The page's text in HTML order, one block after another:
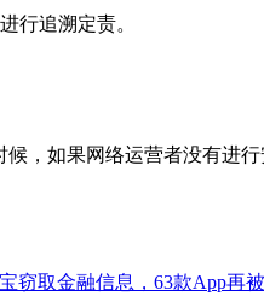
行追溯定责。
，如果网络运营者没有进
窃取金融信息，63款App再